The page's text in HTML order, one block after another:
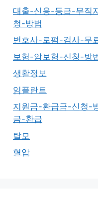
대출-신용-등급-무직
청-방법
변호사-로펌-검사-무
보험-암보험-신청-방
생활정보
임플란트
지원금-환급금-신청-
금-환급
탈모
혈압